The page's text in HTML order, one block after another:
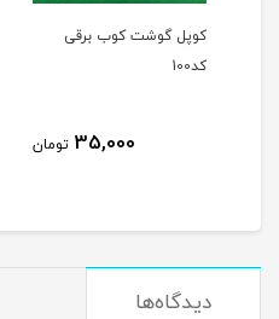
کوپل گوشت کوب برقی
کد100
35,000 تومان
دیدگاه‌ها